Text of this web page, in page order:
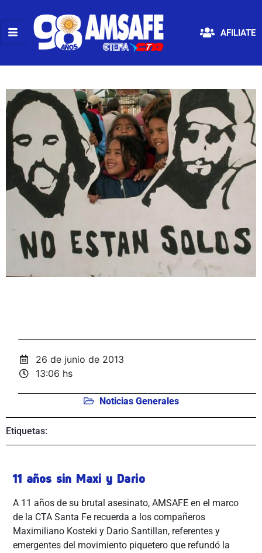
AFILIATE
26 de junio de 2013
13:06 hs
Noticias Generales
Etiquetas:
11 años sin Maxi y Dario
A 11 años de su brutal asesinato, AMSAFE en el marco
de la CTA Santa Fe recuerda a los compañeros
Maximiliano Kosteki y Dario Santillan, referentes y
emergentes del movimiento piquetero que refundó la